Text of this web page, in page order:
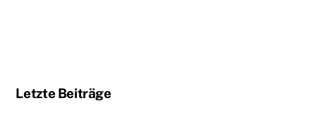
Letzte Beiträge